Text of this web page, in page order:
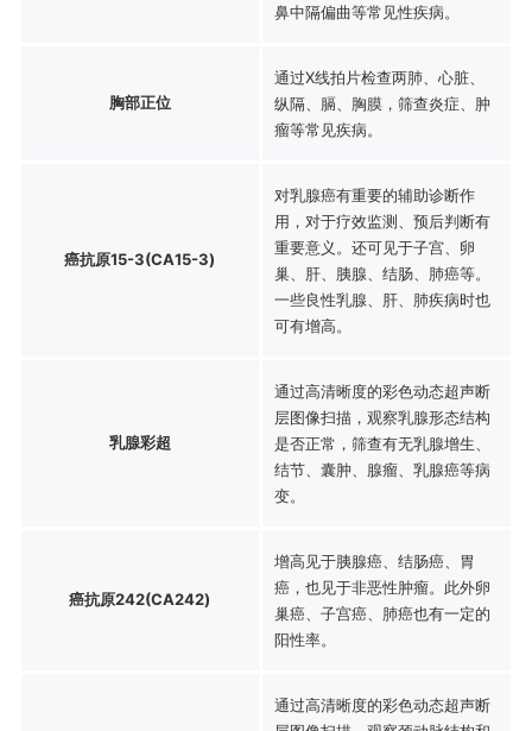
鼻中隔偏曲等常见性疾病。
胸部正位
通过X线拍片检查两肺、心脏、
纵隔、膈、胸膜，筛查炎症、肿
瘤等常见疾病。
癌抗原15-3(CA15-3)
对乳腺癌有重要的辅助诊断作
用，对于疗效监测、预后判断有
重要意义。还可见于子宫、卵
巢、肝、胰腺、结肠、肺癌等。
一些良性乳腺、肝、肺疾病时也
可有增高。
乳腺彩超
通过高清晰度的彩色动态超声断
层图像扫描，观察乳腺形态结构
是否正常，筛查有无乳腺增生、
结节、囊肿、腺瘤、乳腺癌等病
变。
癌抗原242(CA242)
增高见于胰腺癌、结肠癌、胃
癌，也见于非恶性肿瘤。此外卵
巢癌、子宫癌、肺癌也有一定的
阳性率。
通过高清晰度的彩色动态超声断